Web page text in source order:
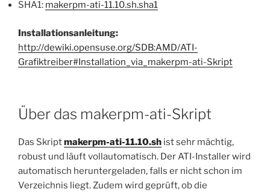
SHA1: makerpm-ati-11.10.sh.sha1
Installationsanleitung:
http://dewiki.opensuse.org/SDB:AMD/ATI-
Grafiktreiber#Installation_via_makerpm-ati-Skript
Über das makerpm-ati-Skript
Das Skriptmakerpm-ati-11.10.sh ist sehr mächtig,
robust und läuft vollautomatisch. Der ATI-Installer wird
automatisch heruntergeladen, falls er nicht schon im
Verzeichnis liegt. Zudem wird geprüft, ob die